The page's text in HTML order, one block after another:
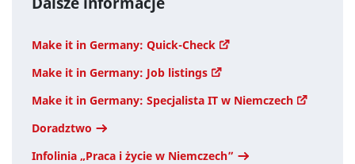
Make it in Germany: Quick-Check
Make it in Germany: Job listings
Make it in Germany: Specjalista IT w Niemczech
Doradztwo
Infolinia „Praca i życie w Niemczech”